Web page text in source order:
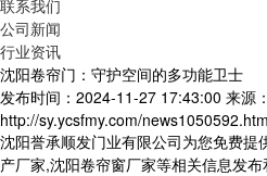
联系我们
公司新闻
行业资讯
沈阳卷帘门：守护空间的多功能卫士
发布时间：2024-11-27 17:43:00 来源：
http://sy.ycsfmy.com/
沈阳誉承顺发门业有限公司为您免费提
产厂家,沈阳卷帘窗厂家等相关信息发布